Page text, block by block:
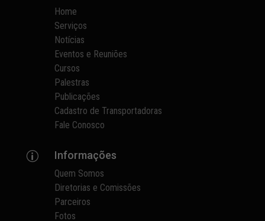
Home
Serviços
Notícias
Eventos e Reuniões
Cursos
Palestras
Publicações
Cadastro de Transportadoras
Fale Conosco
p Informações
Quem Somos
Diretorias e Comissões
Parceiros
Fotos